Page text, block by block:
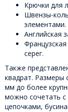
Крючки для
Швензы-
элементами.
Английская
серег.
Также
квадрат. Размеры
мм до более
можно сочетать
цепочками,